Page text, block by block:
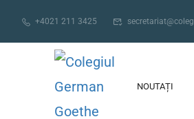
+4021 211 3425
NOUTAȚI